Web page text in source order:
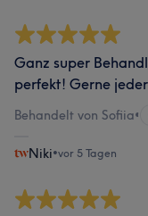
Ganz super
perfekt! Gerne
Behandelt von Sofiia•
Niki•vor 5 Tagen